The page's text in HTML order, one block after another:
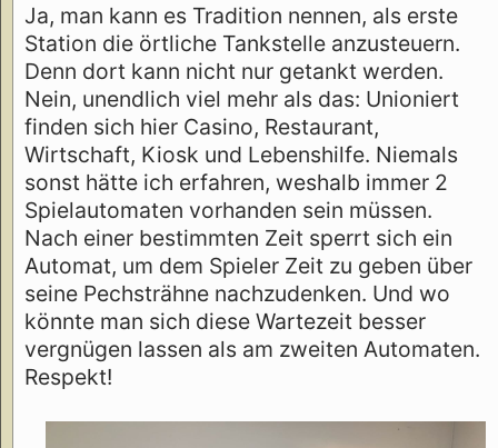
Ja, man kann es Tradition nennen, als erste
Station die örtliche Tankstelle anzusteuern.
Denn dort kann nicht nur getankt werden.
Nein, unendlich viel mehr als das: Unioniert
finden sich hier Casino, Restaurant,
Wirtschaft, Kiosk und Lebenshilfe. Niemals
sonst hätte ich erfahren, weshalb immer 2
Spielautomaten vorhanden sein müssen.
Nach einer bestimmten Zeit sperrt sich ein
Automat, um dem Spieler Zeit zu geben über
seine Pechsträhne nachzudenken. Und wo
könnte man sich diese Wartezeit besser
vergnügen lassen als am zweiten Automaten.
Respekt!